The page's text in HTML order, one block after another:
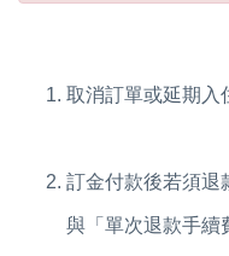
取消訂單或延期入
訂金付款後若須退
與「單次退款手續